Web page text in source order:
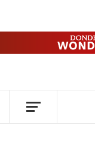
de
OVER